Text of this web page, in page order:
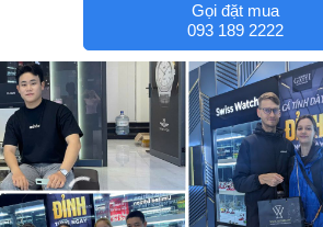
Gọi đặt mua
093 189 2222